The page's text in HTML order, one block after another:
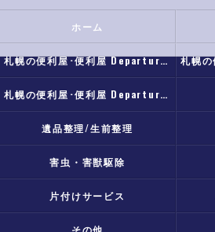
ホーム
札幌の便利屋･便利屋 Departureの口コミ情報
札幌の便利屋･便利屋 Departureのお客様の声
遺品整理/生前整理
害虫・害獣駆除
片付けサービス
その他